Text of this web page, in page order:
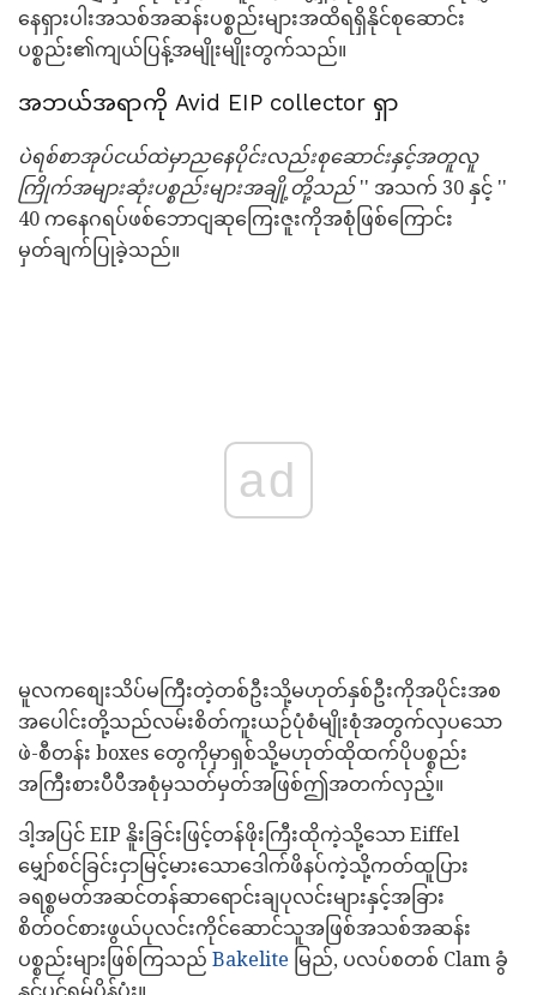
နေရှားပါးအသစ်အဆန်းပစ္စည်းများအထိရရှိနိုင်စုဆောင်း
ပစ္စည်း၏ကျယ်ပြန့်အမျိုးမျိုးတွက်သည်။
အဘယ်အရာကို Avid EIP collector ရှာ
ပဲရစ်စာအုပ်ငယ်ထဲမှာညနေပိုင်းလည်းစုဆောင်းနှင့်အတူလူ
ကြိုက်အများဆုံးပစ္စည်းများအချို့တို့သည် '' အသက် 30 နှင့် ''
40 ကနေဂရပ်ဖစ်ဘောငျဆုကြေးဇူးကိုအစုံဖြစ်ကြောင်း
မှတ်ချက်ပြုခဲ့သည်။
ad
မူလကစျေးသိပ်မကြီးတဲ့တစ်ဦးသို့မဟုတ်နှစ်ဦးကိုအပိုင်းအစ
အပေါင်းတို့သည်လမ်းစိတ်ကူးယဉ်ပုံစံမျိုးစုံအတွက်လှပသော
ဖဲ-စီတန်း boxes တွေကိုမှာရှစ်သို့မဟုတ်ထိုထက်ပိုပစ္စည်း
အကြီးစားပီပီအစုံမှသတ်မှတ်အဖြစ်ဤအတက်လှည့်။
ဒါ့အပြင် EIP နိူးခြင်းဖြင့်တန်ဖိုးကြီးထိုကဲ့သို့သော Eiffel
မျှော်စင်ခြင်းငှာမြင့်မားသောဒေါက်ဖိနပ်ကဲ့သို့ကတ်ထူပြား
ခရစ္စမတ်အဆင်တန်ဆာရောင်းချပုလင်းများနှင့်အခြား
စိတ်ဝင်စားဖွယ်ပုလင်းကိုင်ဆောင်သူအဖြစ်အသစ်အဆန်း
ပစ္စည်းများဖြစ်ကြသည် Bakelite မြည်, ပလပ်စတစ် Clam ခွံ